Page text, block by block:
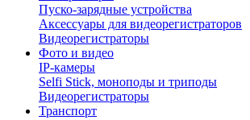
Пуско-зарядные устройства
Аксессуары для видеорегистраторов
Видеорегистраторы
Фото и видео
IP-камеры
Selfi Stick, моноподы и триподы
Видеорегистраторы
Транспорт